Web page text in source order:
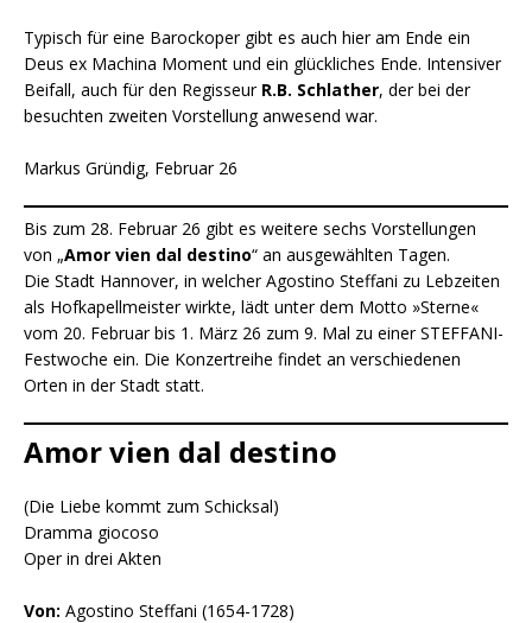
Typisch für eine Barockoper gibt es auch hier am Ende ein
Deus ex Machina Moment und ein glückliches Ende. Intensiver
Beifall, auch für den Regisseur R.B. Schlather, der bei der
besuchten zweiten Vorstellung anwesend war.
Markus Gründig, Februar 26
Bis zum 28. Februar 26 gibt es weitere sechs Vorstellungen
von „Amor vien dal destino“ an ausgewählten Tagen.
Die Stadt Hannover, in welcher Agostino Steffani zu Lebzeiten
als Hofkapellmeister wirkte, lädt unter dem Motto »Sterne«
vom 20. Februar bis 1. März 26 zum 9. Mal zu einer STEFFANI-
Festwoche ein. Die Konzertreihe findet an verschiedenen
Orten in der Stadt statt.
Amor vien dal destino
(Die Liebe kommt zum Schicksal)
Dramma giocoso
Oper in drei Akten
Von: Agostino Steffani (1654-1728)